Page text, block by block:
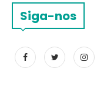
Siga-nos